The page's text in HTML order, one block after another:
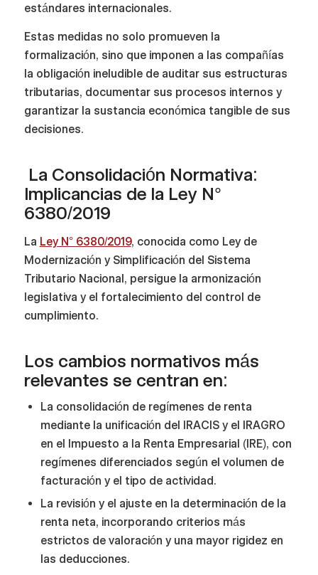
estándares internacionales.
Estas medidas no solo promueven la
formalización, sino que imponen a las compañías
la obligación ineludible de auditar sus estructuras
tributarias, documentar sus procesos internos y
garantizar la sustancia económica tangible de sus
decisiones.
La Consolidación Normativa:
Implicancias de la Ley N°
6380/2019
La Ley N° 6380/2019, conocida como Ley de
Modernización y Simplificación del Sistema
Tributario Nacional, persigue la armonización
legislativa y el fortalecimiento del control de
cumplimiento.
Los cambios normativos más
relevantes se centran en:
La consolidación de regímenes de renta
mediante la unificación del IRACIS y el IRAGRO
en el Impuesto a la Renta Empresarial (IRE), con
regímenes diferenciados según el volumen de
facturación y el tipo de actividad.
La revisión y el ajuste en la determinación de la
renta neta, incorporando criterios más
estrictos de valoración y una mayor rigidez en
las deducciones.